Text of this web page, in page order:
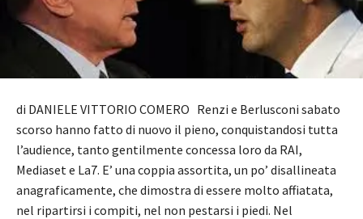
di DANIELE VITTORIO COMERO Renzi e Berlusconi sabato
scorso hanno fatto di nuovo il pieno, conquistandosi tutta
l’audience, tanto gentilmente concessa loro da RAI,
Mediaset e La7. E’ una coppia assortita, un po’ disallineata
anagraficamente, che dimostra di essere molto affiatata,
nel ripartirsi i compiti, nel non pestarsi i piedi. Nel